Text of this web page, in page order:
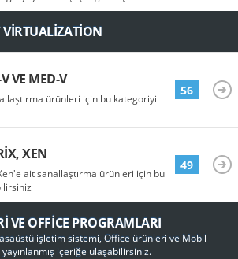
VE MED-V
ürünleri için bu kategoriyi
56
XEN
ait sanallaştırma ürünleri için bu
49
VE OFFICE PROGRAMLARI
işletim sistemi, Office ürünleri ve Mobil
içeriğe ulaşabilirsiniz.